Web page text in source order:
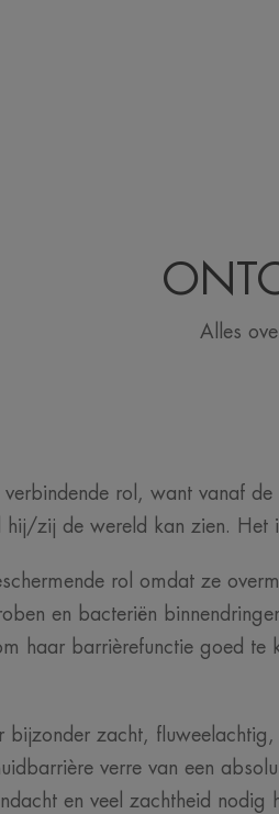
Alles
verbindende rol, want vanaf
hij/zij de wereld kan zien. Het
rol omdat ze
en bacteriën
haar barrièrefunctie goed te
bijzonder zacht,
verre van een
en veel zachtheid nodig